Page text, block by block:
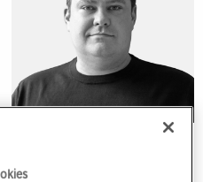
Projektsäljare